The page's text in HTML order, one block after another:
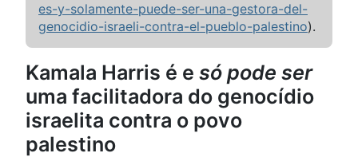
es-y-solamente-puede-ser-una-gestora-del-
genocidio-israeli-contra-el-pueblo-palestino).
Kamala Harris é e só pode ser
uma facilitadora do genocídio
israelita contra o povo
palestino